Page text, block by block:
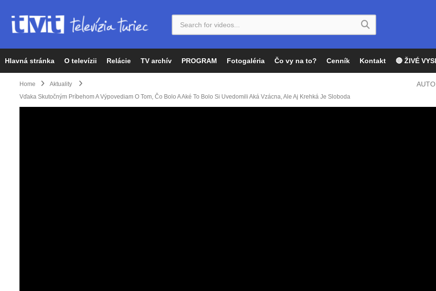
Hlavná stránka O televízii Relácie TV archív PROGRAM Fotogaléria Čo vy na to? Cenník Kontakt 🔴 ŽIVÉ
Home
Aktuality
Vďaka Skutočným Príbehom A Výpovediam O Tom, Čo Bolo A Aké To Bolo Si Uvedomili Aká Vzácna, Ale Aj Krehká Je Sloboda